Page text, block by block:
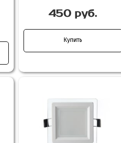
450 руб.
Купить